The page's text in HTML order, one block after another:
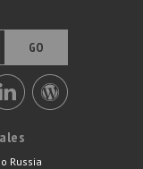
GO
Russia